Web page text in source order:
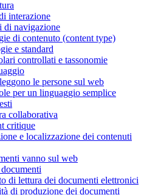
interazione
di navigazione
di contenuto (content type)
e standard
controllati e tassonomie
le persone sul web
per un linguaggio semplice
collaborativa
critique
e localizzazione dei contenuti
vanno sul web
di lettura dei documenti elettronici
di produzione dei documenti